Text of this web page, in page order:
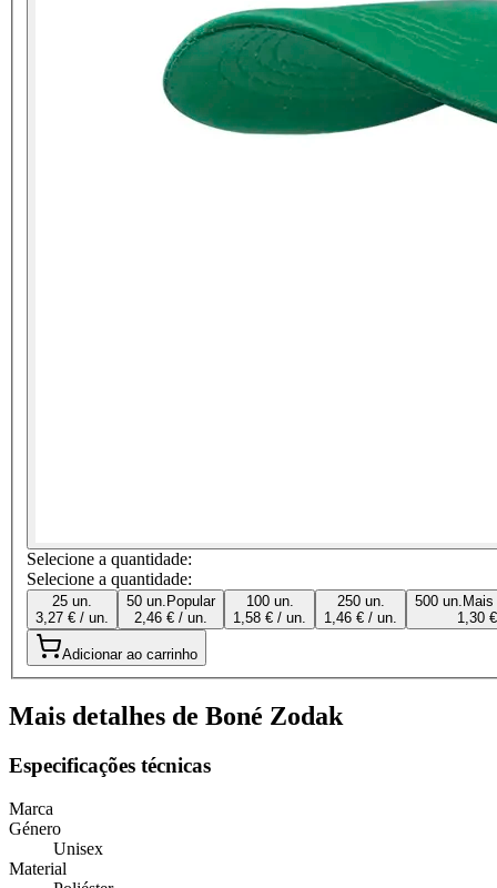
Selecione a quantidade:
Selecione a quantidade:
25 un.
3,27 € / un.
50 un. Popular
2,46 € / un.
100 un.
1,58 € / un.
250 un.
1,46 € / un.
500 un.
1,30
Adicionar ao carrinho
Mais detalhes de Boné Zodak
Especificações técnicas
Marca
Género
Unisex
Material